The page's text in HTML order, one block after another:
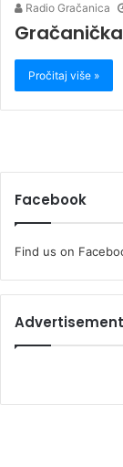
Radio Gračanica
Gračanička
Pročitaj više »
Facebook
Find us on
Advertisement